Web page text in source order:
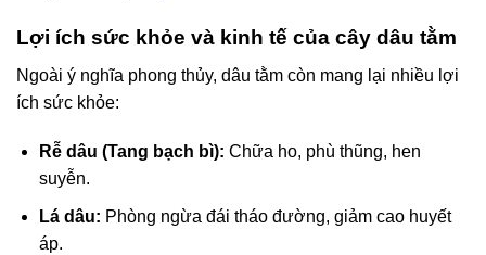
Lợi ích sức khỏe và kinh tế của cây dâu tằm
Ngoài ý nghĩa phong thủy, dâu tằm còn mang lại nhiều lợi
ích sức khỏe:
Rễ dâu (Tang bạch bì): Chữa ho, phù thũng, hen
suyễn.
Lá dâu: Phòng ngừa đái tháo đường, giảm cao huyết
áp.